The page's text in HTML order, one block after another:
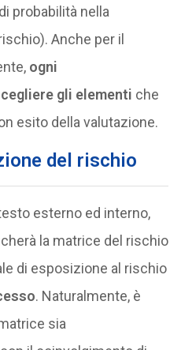
probabilità nella
Anche per il
ogni
gli elementi che
esito della valutazione.
del rischio
esterno ed interno,
la matrice del rischio
di esposizione al rischio
. Naturalmente, è
sia